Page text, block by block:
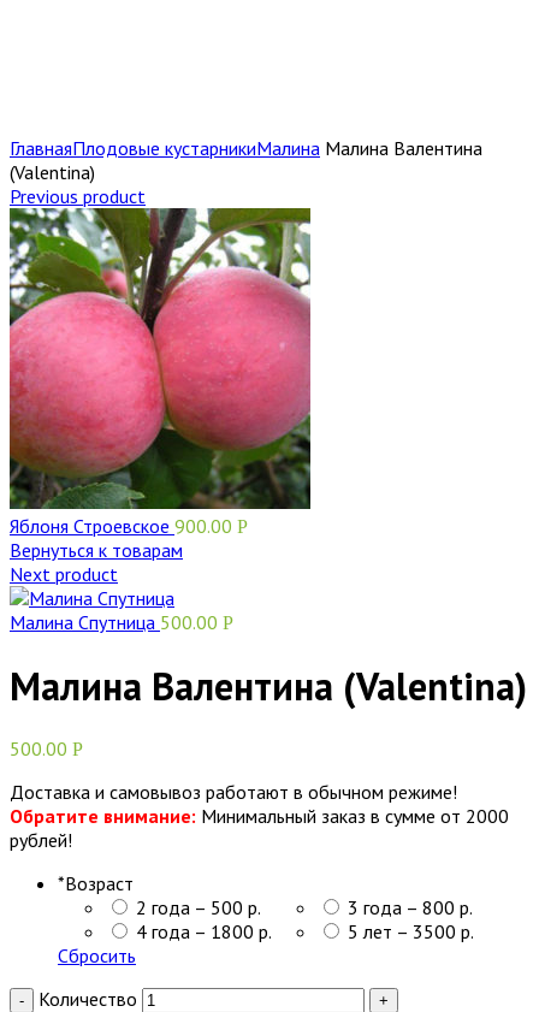
ГлавнаяПлодовые кустарникиМалина Малина Валентина
(Valentina)
Previous product
Яблоня Строевское 900.00 Р
Вернуться к товарам
Next product
Малина Спутница 500.00 Р
Малина Валентина (Valentina)
500.00 Р
Доставка и самовывоз работают в обычном режиме!
Обратите внимание: Минимальный заказ в сумме от 2000
рублей!
*Возраст
2 года – 500 р.
3 года – 800 р.
4 года – 1800 р.
5 лет – 3500 р.
Сбросить
Количество